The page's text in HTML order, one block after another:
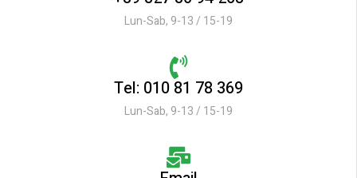
Lun-Sab, 9-13 / 15-19
Tel: 010 81 78 369
Lun-Sab, 9-13 / 15-19